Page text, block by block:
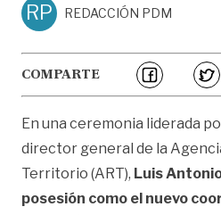
RP REDACCIÓN PDM
COMPARTE
En una ceremonia liderada
director general de la
Territorio (ART), Luis
posesión como el nuevo